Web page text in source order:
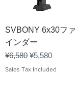
SVBONY 6x30ファ
インダー
Regular Price
¥6,580 Sale Price
¥5,580
Sales Tax Included